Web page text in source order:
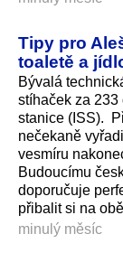
Tipy pro
toaletě a
Bývalá
stíhaček za
stanice (ISS).
nečekaně
vesmíru
Budoucímu
doporučuje
přibalit si na
minulý měsíc